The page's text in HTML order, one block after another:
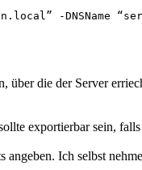
-DNSName
über die der Server
exportierbar sein,
Ich selbst